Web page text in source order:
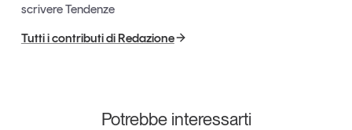
scrivere Tendenze
Tutti i contributi di Redazione
Potrebbe interessarti